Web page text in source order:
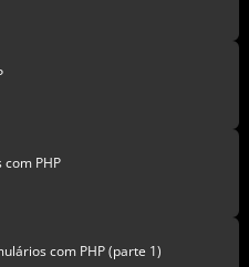
PHP
com PHP (parte 1)